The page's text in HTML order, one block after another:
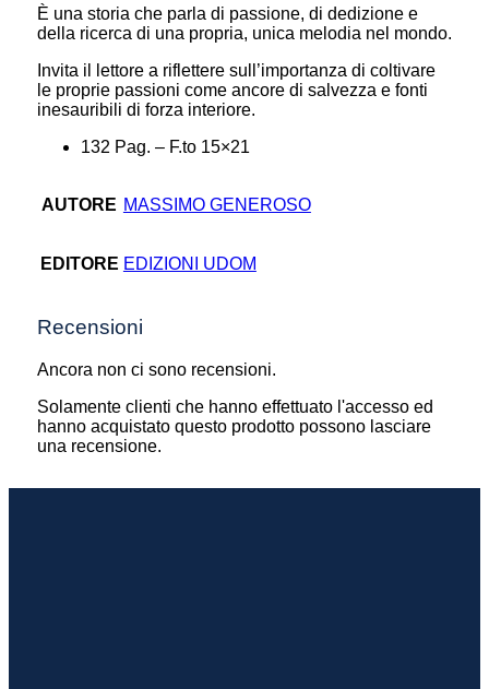
È una storia che parla di passione, di dedizione e
della ricerca di una propria, unica melodia nel mondo.
Invita il lettore a riflettere sull’importanza di coltivare
le proprie passioni come ancore di salvezza e fonti
inesauribili di forza interiore.
132 Pag. – F.to 15×21
AUTORE MASSIMO GENEROSO
EDITORE EDIZIONI UDOM
Recensioni
Ancora non ci sono recensioni.
Solamente clienti che hanno effettuato l'accesso ed
hanno acquistato questo prodotto possono lasciare
una recensione.